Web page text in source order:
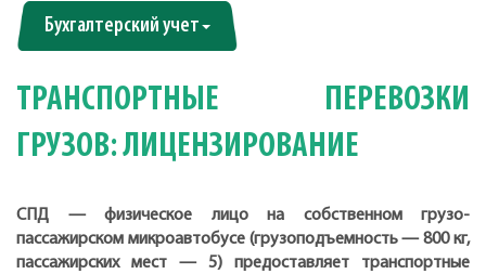
Бухгалтерский учет
ТРАНСПОРТНЫЕ ПЕРЕВОЗКИ
ГРУЗОВ: ЛИЦЕНЗИРОВАНИЕ
СПД — физическое лицо на собственном грузо-
пассажирском микроавтобусе (грузоподъемность — 800 кг,
пассажирских мест — 5) предоставляет транспортные